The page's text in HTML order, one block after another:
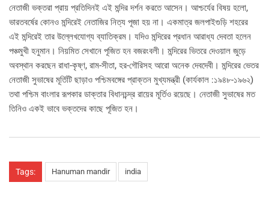
নেতাজী ভক্তরা প্রায় প্রতিদিনই এই মন্দির দর্শন করতে আসেন। আশ্চর্যের বিষয় হলো,
ভারতবর্ষের কোনও মন্দিরেই নেতাজির নিত্য পূজা হয় না। একমাত্র জলপাইগুড়ি শহরের
এই মন্দিরেই তার উল্লেখযোগ্য ব্যাতিক্রম। যদিও মন্দিরের প্রধান আরাধ্য দেবতা হলেন
পঞ্চমুখী হনুমান। নিয়মিত সেখানে পূজিত হন বজরংবলী। মন্দিরের ভিতরে দেওয়াল জুড়ে
অবস্থান করছেন রাধা-কৃষ্ণ, রাম-সীতা, হর-গৌরিসহ আরো অনেক দেবদেবী। মন্দিরের ভেতর
নেতাজী সুভাষের মূর্তিটি ছাড়াও পশ্চিমবঙ্গের প্রাক্তন মুখ্যমন্ত্রী (কার্যকাল :১৯৪৮-১৯৬২)
তথা পশ্চিম বাংলার রূপকার ডাক্তার বিধানচন্দ্র রায়ের মূর্তিও রয়েছে। নেতাজী সুভাষের মত
তিনিও একই ভাবে ভক্তদের কাছে পূজিত হন।
Tags: Hanuman mandir india